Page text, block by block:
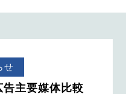
せ
主要媒体比較